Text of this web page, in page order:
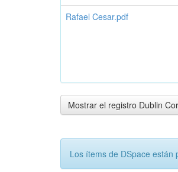
Rafael Cesar.pdf
Mostrar el registro Dublin
Los ítems de DSpace